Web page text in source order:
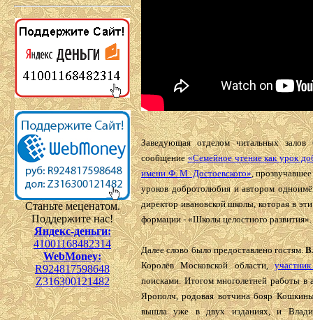
Станьте меценатом.
Поддержите нас!
Яндекс-деньги:
41001168482314
WebMoney:
R924817598648
Z316300121482
Заведующая отделом читальных залов
сообщение«Семейное чтение как урок
имени Ф. М. Достоевского»,
уроков добротолюбия и автором
директор ивановской школы, которая в
формации - «Школы целостного развития».
Далее слово было предоставлено гостям.
Королёв Московской области,
поисками. Итогом многолетней работы в
Ярополч, родовая вотчина бояр
вышла уже в двух изданиях, и